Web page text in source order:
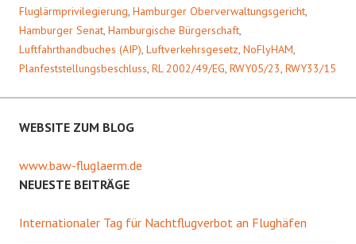
Fluglärmprivilegierung, Hamburger Oberverwaltungsgericht,
Hamburger Senat, Hamburgische Bürgerschaft,
Luftfahrthandbuches (AIP), Luftverkehrsgesetz, NoFlyHAM,
Planfeststellungsbeschluss, RL 2002/49/EG, RWY05/23, RWY33/15
WEBSITE ZUM BLOG
www.baw-fluglaerm.de
NEUESTE BEITRÄGE
Internationaler Tag für Nachtflugverbot an Flughäfen